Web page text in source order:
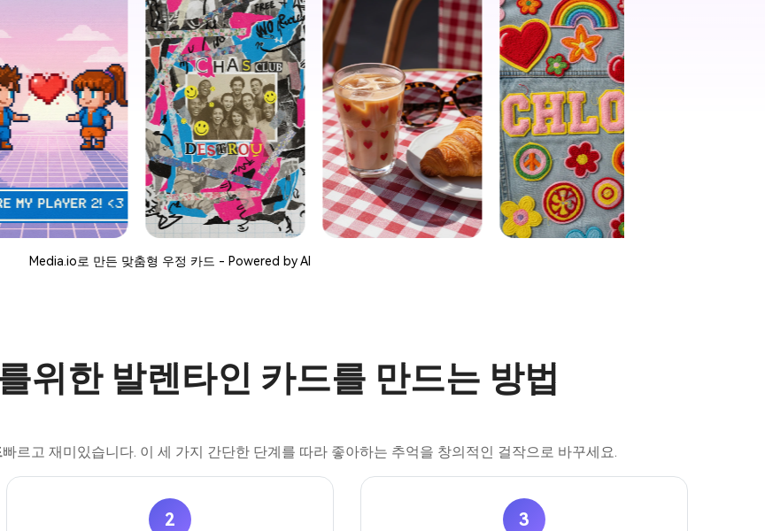
Media.io로 만든 맞춤형 우정 카드 - Powered by AI
위한 발렌타인 카드를 만드는 방법
빠르고 재미있습니다. 이 세 가지 간단한 단계를 따라 좋아하는 추억을 창의적인 걸작으로 바꾸세요.
2 3